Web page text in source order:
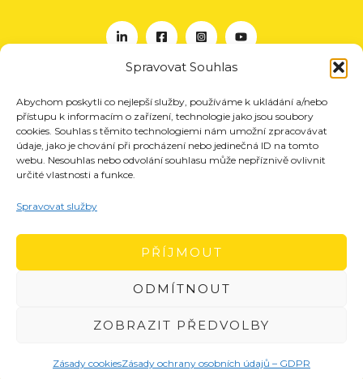
Spravovat Souhlas
Abychom poskytli co nejlepší služby, používáme k ukládání a/nebo
přístupu k informacím o zařízení, technologie jako jsou soubory
cookies. Souhlas s těmito technologiemi nám umožní zpracovávat
údaje, jako je chování při procházení nebo jedinečná ID na tomto
webu. Nesouhlas nebo odvolání souhlasu může nepříznivě ovlivnit
určité vlastnosti a funkce.
Spravovat služby
PŘÍJMOUT
ODMÍTNOUT
ZOBRAZIT PŘEDVOLBY
Zásady cookiesZásady ochrany osobních údajů – GDPR
O nás
Projekty
Členství
Kontakt